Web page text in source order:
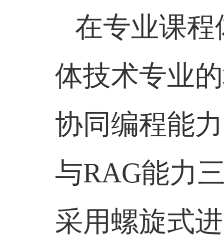
在专业课
体技术专业
协同编程能
与RAG能力
采用螺旋式